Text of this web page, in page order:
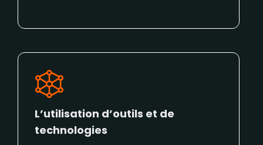
L’utilisation d’outils et de
technologies